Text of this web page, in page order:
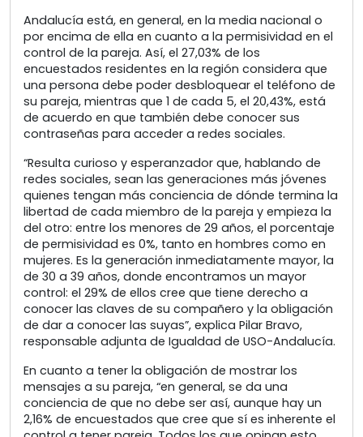
Andalucía está, en general, en la media nacional o
por encima de ella en cuanto a la permisividad en el
control de la pareja. Así, el 27,03% de los
encuestados residentes en la región considera que
una persona debe poder desbloquear el teléfono de
su pareja, mientras que 1 de cada 5, el 20,43%, está
de acuerdo en que también debe conocer sus
contraseñas para acceder a redes sociales.
“Resulta curioso y esperanzador que, hablando de
redes sociales, sean las generaciones más jóvenes
quienes tengan más conciencia de dónde termina la
libertad de cada miembro de la pareja y empieza la
del otro: entre los menores de 29 años, el porcentaje
de permisividad es 0%, tanto en hombres como en
mujeres. Es la generación inmediatamente mayor, la
de 30 a 39 años, donde encontramos un mayor
control: el 29% de ellos cree que tiene derecho a
conocer las claves de su compañero y la obligación
de dar a conocer las suyas”, explica Pilar Bravo,
responsable adjunta de Igualdad de USO-Andalucía.
En cuanto a tener la obligación de mostrar los
mensajes a su pareja, “en general, se da una
conciencia de que no debe ser así, aunque hay un
2,16% de encuestados que cree que sí es inherente el